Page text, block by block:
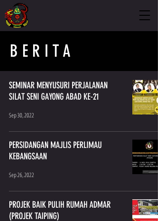
BERITA
SEMINAR MENYUSURI PERJALANAN
SILAT SENI GAYONG ABAD KE-21
Sep 30, 2022
PERSIDANGAN MAJLIS PERLIMAU
KEBANGSAAN
Sep 26, 2022
PROJEK BAIK PULIH RUMAH ADMAR
(PROJEK TAIPING)